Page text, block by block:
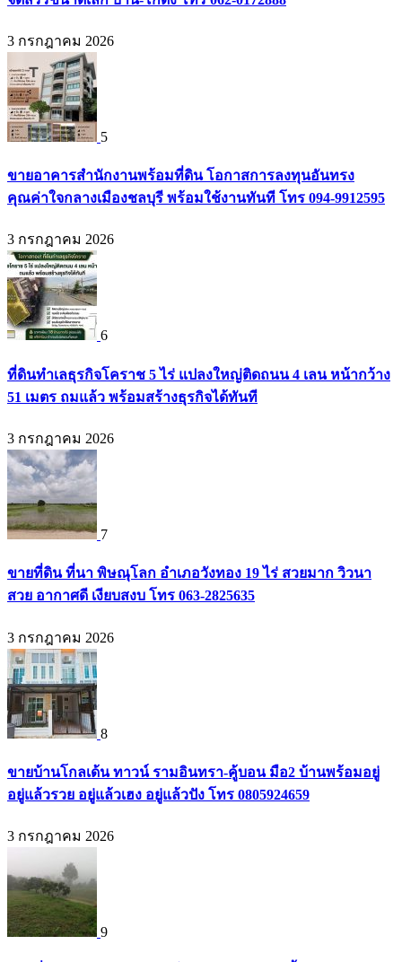
3 กรกฎาคม 2026
5
ขายอาคารสำนักงานพร้อมที่ดิน โอกาสการลงทุนอันทรง
คุณค่าใจกลางเมืองชลบุรี พร้อมใช้งานทันที โทร 094-9912595
3 กรกฎาคม 2026
6
ที่ดินทำเลธุรกิจโคราช 5 ไร่ แปลงใหญ่ติดถนน 4 เลน หน้ากว้าง
51 เมตร ถมแล้ว พร้อมสร้างธุรกิจได้ทันที
3 กรกฎาคม 2026
7
ขายที่ดิน ที่นา พิษณุโลก อำเภอวังทอง 19 ไร่ สวยมาก วิวนา
สวย อากาศดี เงียบสงบ โทร 063-2825635
3 กรกฎาคม 2026
8
ขายบ้านโกลเด้น ทาวน์ รามอินทรา-คู้บอน มือ2 บ้านพร้อมอยู่
อยู่แล้วรวย อยู่แล้วเฮง อยู่แล้วปัง โทร 0805924659
3 กรกฎาคม 2026
9